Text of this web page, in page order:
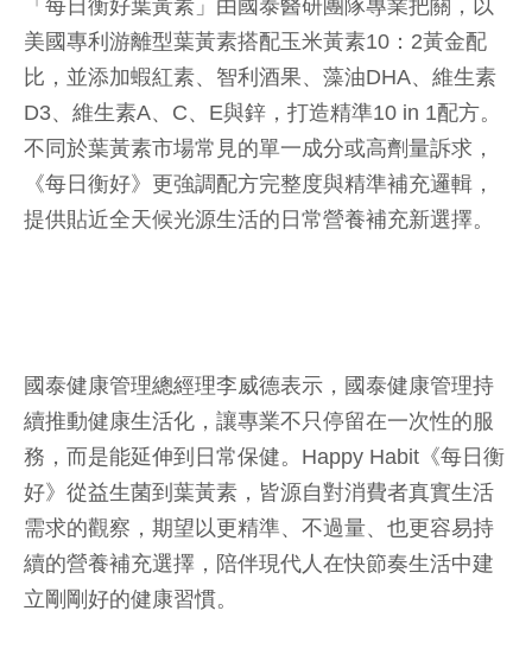
「每日衡好葉黃素」由國泰醫研團隊專業把關，以
美國專利游離型葉黃素搭配玉米黃素10：2黃金配
比，並添加蝦紅素、智利酒果、藻油DHA、維生素
D3、維生素A、C、E與鋅，打造精準10 in 1配方。
不同於葉黃素市場常見的單一成分或高劑量訴求，
《每日衡好》更強調配方完整度與精準補充邏輯，
提供貼近全天候光源生活的日常營養補充新選擇。
國泰健康管理總經理李威德表示，國泰健康管理持
續推動健康生活化，讓專業不只停留在一次性的服
務，而是能延伸到日常保健。Happy Habit《每日衡
好》從益生菌到葉黃素，皆源自對消費者真實生活
需求的觀察，期望以更精準、不過量、也更容易持
續的營養補充選擇，陪伴現代人在快節奏生活中建
立剛剛好的健康習慣。